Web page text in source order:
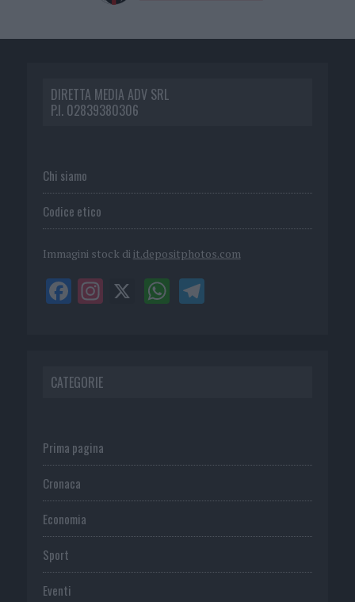
DIRETTA MEDIA ADV SRL
P.I. 02839380306
Chi siamo
Codice etico
Immagini stock di it.depositphotos.com
CATEGORIE
Prima pagina
Cronaca
Economia
Sport
Eventi